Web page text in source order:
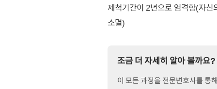
제척기간이 2년으로 엄격함(자
소멸)
조금 더 자세히 알아 볼까요?
이 모든 과정을 전문변호사를